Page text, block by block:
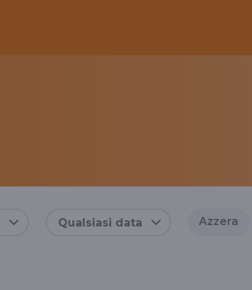
Qualsiasi data Azzera